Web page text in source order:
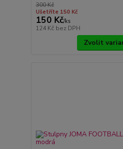
300 Kč
Ušetříte 150 Kč
150 Kč/ks
124 Kč bez DPH
Zvolit